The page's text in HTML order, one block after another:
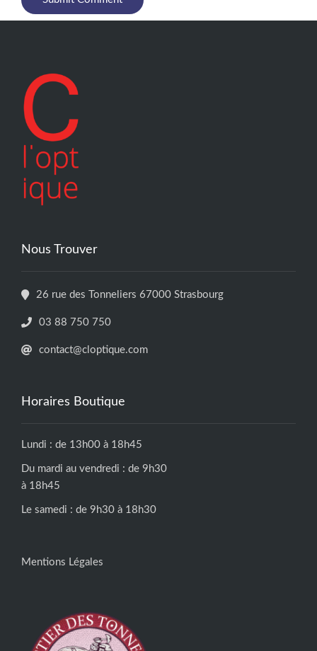
Nous Trouver
26 rue des Tonneliers 67000 Strasbourg
03 88 750 750
contact@cloptique.com
Horaires Boutique
Lundi : de 13h00 à 18h45
Du mardi au vendredi : de 9h30
à 18h45
Le samedi : de 9h30 à 18h30
Mentions Légales